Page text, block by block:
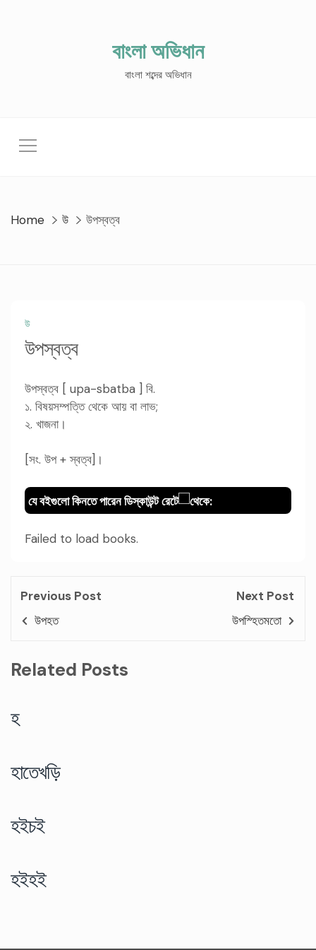
বাংলা অভিধান
বাংলা শব্দের অভিধান
Home উ উপস্বত্ব
উ
উপস্বত্ব
উপস্বত্ব [ upa-sbatba ] বি.
১. বিষয়সম্পত্তি থেকে আয় বা লাভ;
২. খাজনা।
[সং. উপ + স্বত্ব]।
যে বইগুলো কিনতে পারেন ডিস্কাউন্ট রেটে থেকে:
Failed to load books.
Previous Post
উপহত
Next Post
উপস্হিতমতো
Related Posts
হ
হাতেখড়ি
হইচই
হইহই